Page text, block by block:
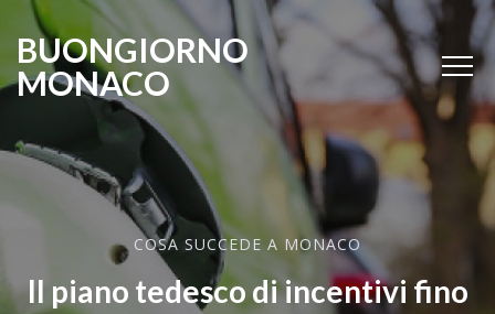
BUONGIORNO
MONACO
COSA SUCCEDE A MONACO
Il piano tedesco di incentivi fino